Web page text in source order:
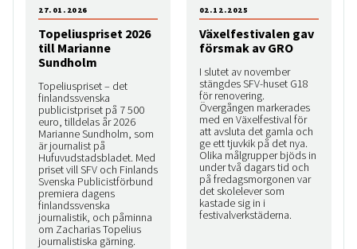
Topeliuspriset 2026
till Marianne
Sundholm
Topeliuspriset – det
finlandssvenska
publicistpriset på 7 500
euro, tilldelas år 2026
Marianne Sundholm, som
är journalist på
Hufuvudstadsbladet. Med
priset vill SFV och Finlands
Svenska Publicistförbund
premiera dagens
finlandssvenska
journalistik, och påminna
om Zacharias Topelius
journalistiska gärning.
27.01.2026
Växelfestivalen gav
försmak av GRO
I slutet av november
stängdes SFV-huset G18
för renovering.
Övergången markerades
med en Växelfestival för
att avsluta det gamla och
ge ett tjuvkik på det nya.
Olika målgrupper bjöds in
under två dagars tid och
på fredagsmorgonen var
det skolelever som
kastade sig in i
festivalverkstäderna.
02.12.2025